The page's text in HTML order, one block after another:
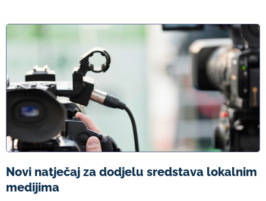
Novi natječaj za dodjelu sredstava lokalnim
medijima